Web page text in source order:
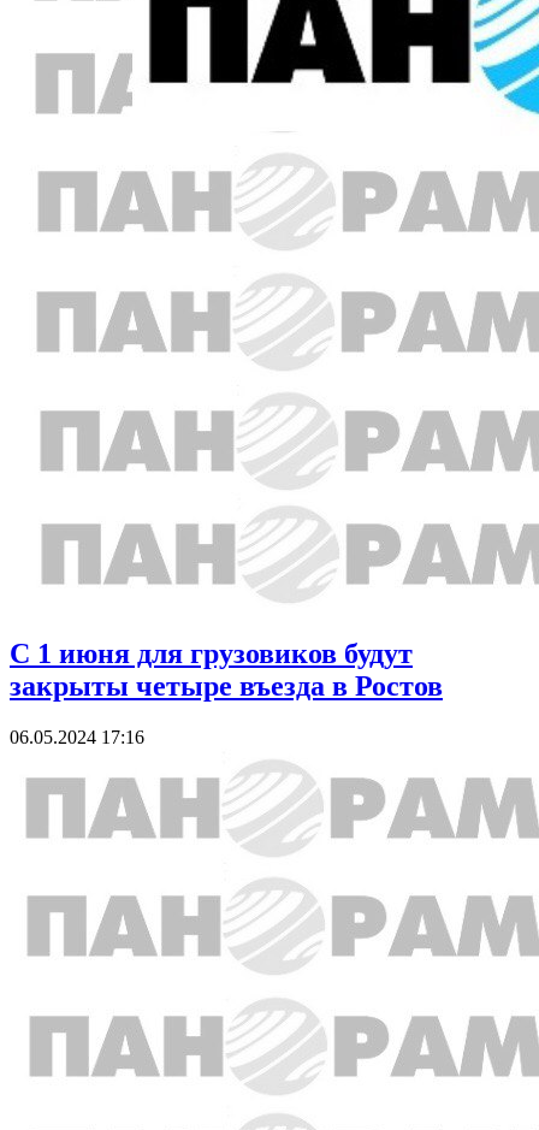
С 1 июня для грузовиков будут
закрыты четыре въезда в Ростов
06.05.2024 17:16